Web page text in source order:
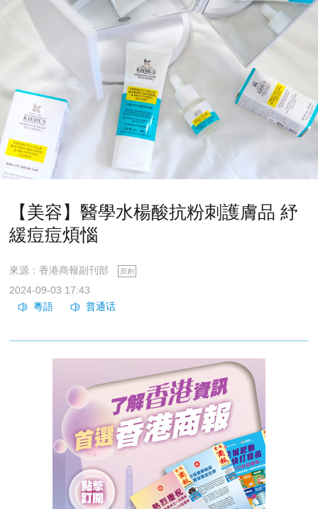
【美容】醫學水楊酸抗粉刺護膚品 紓
緩痘痘煩惱
來源：香港商報副刊部 原創
2024-09-03 17:43